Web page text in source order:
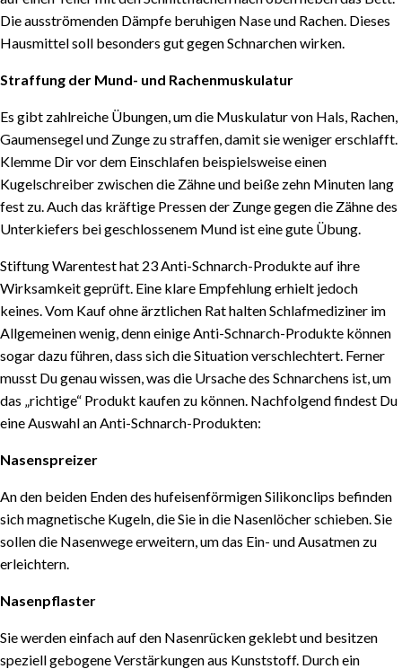
Die ausströmenden Dämpfe beruhigen Nase und Rachen. Dieses
Hausmittel soll besonders gut gegen Schnarchen wirken.
Straffung der Mund- und Rachenmuskulatur
Es gibt zahlreiche Übungen, um die Muskulatur von Hals, Rachen,
Gaumensegel und Zunge zu straffen, damit sie weniger erschlafft.
Klemme Dir vor dem Einschlafen beispielsweise einen
Kugelschreiber zwischen die Zähne und beiße zehn Minuten lang
fest zu. Auch das kräftige Pressen der Zunge gegen die Zähne des
Unterkiefers bei geschlossenem Mund ist eine gute Übung.
Stiftung Warentest hat 23 Anti-Schnarch-Produkte auf ihre
Wirksamkeit geprüft. Eine klare Empfehlung erhielt jedoch
keines. Vom Kauf ohne ärztlichen Rat halten Schlafmediziner im
Allgemeinen wenig, denn einige Anti-Schnarch-Produkte können
sogar dazu führen, dass sich die Situation verschlechtert. Ferner
musst Du genau wissen, was die Ursache des Schnarchens ist, um
das „richtige“ Produkt kaufen zu können. Nachfolgend findest Du
eine Auswahl an Anti-Schnarch-Produkten:
Nasenspreizer
An den beiden Enden des hufeisenförmigen Silikonclips befinden
sich magnetische Kugeln, die Sie in die Nasenlöcher schieben. Sie
sollen die Nasenwege erweitern, um das Ein- und Ausatmen zu
erleichtern.
Nasenpflaster
Sie werden einfach auf den Nasenrücken geklebt und besitzen
speziell gebogene Verstärkungen aus Kunststoff. Durch ein
Was hilft gegen Schnarchen bei Frauen und
Männern? Den Ursachen auf den Grund gehen
Was tun gegen Schnarchen mit Atemaussetzern?
Wie merken wir, ob wir schnarchen?
Schnarch-Apps überführen Dich als Schnarcher
Bist Du erkältet?
Frische Luft und Bewegung
Was hilft gegen Schnarchen? Mit Hausmitteln ruhig
Richtige Schlafhygiene gegen Schnarchen im Schlaf
Das ultimative Mittel gegen Schnarchen gibt es leider
nicht